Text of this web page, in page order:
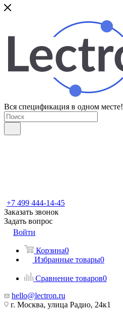
Вся спецификация в одном месте!
+7 499 444-14-45
Заказать звонок
Задать вопрос
Войти
Корзина0
Избранные товары0
Сравнение товаров0
hello@lectron.ru
г. Москва, улица Радио, 24к1